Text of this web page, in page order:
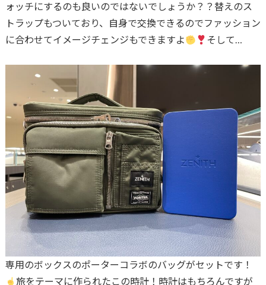
ォッチにするのも良いのではないでしょうか？？替えのス
トラップもついており、自身で交換できるのでファッション
に合わせてイメージチェンジもできますよ
そして…
専用のボックスのポーターコラボのバッグがセットです！
旅をテーマに作られたこの時計！時計はもちろんですが